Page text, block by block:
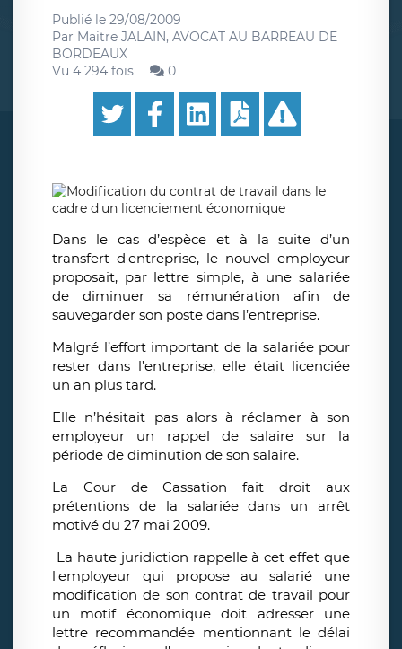
Publié le 29/08/2009
Par Maitre JALAIN, AVOCAT AU BARREAU DE
BORDEAUX
Vu 4 294 fois
0
Dans le cas d’espèce et à la suite d’un
transfert d'entreprise, le nouvel employeur
proposait, par lettre simple, à une salariée
de diminuer sa rémunération afin de
sauvegarder son poste dans l’entreprise.
Malgré l’effort important de la salariée pour
rester dans l’entreprise, elle était licenciée
un an plus tard.
Elle n’hésitait pas alors à réclamer à son
employeur un rappel de salaire sur la
période de diminution de son salaire.
La Cour de Cassation fait droit aux
prétentions de la salariée dans un arrêt
motivé du 27 mai 2009.
La haute juridiction rappelle à cet effet que
l'employeur qui propose au salarié une
modification de son contrat de travail pour
un motif économique doit adresser une
lettre recommandée mentionnant le délai